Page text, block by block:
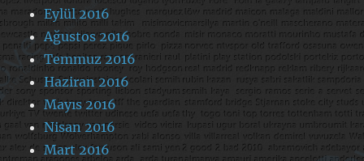
Eylül 2016
Ağustos 2016
Temmuz 2016
Haziran 2016
Mayıs 2016
Nisan 2016
Mart 2016